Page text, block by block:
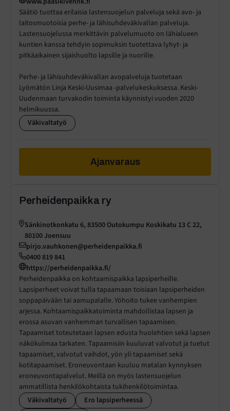
Säätiö tuottaa erilaisia lastensuojelun palveluja sekä avo- ja
laitosmuotoisia perhe- ja lähisuhdeväkivallan palveluja.
Lastensuojelussa merkittävin palvelumuoto on lähialueen
kuntien kanssa tehdyin sopimuksin tuotettava lyhyt- ja
pitkäaikainen sijaishuolto lapsille ja nuorille.
Perhe- ja lähisuhdeväkivallan avopalveluja tuotetaan
Lyömätön Linja Keski-Uusimaa -palvelukeskuksessa. Keski-
Uudenmaan turvakodin toiminta käynnistyi vuoden 2020
helmikuussa.
Väkivaltatyö
Ajanvaraus
Perheidenpaikka ry
Sänkinotkonkatu 6, 83500 Outokumpu Koskikatu 13 C 22,
80100 Joensuu
pirjo.vauhkonen@perheidenpaikka.fi
0400 819 841
https://perheidenpaikka.fi/
Perheidenpaikka on kohtaamispaikka lapsiperheille.
Lapsiperheet voivat tulla tapaamaan toisiaan lapsiperheiden
soppapäivään tai aamupalalle. Yöhoito tukee vanhempien
arjessa. Kohtaamispaikkatoiminta mahdollistaa lapsen ja
erossa asuvan vanhemman turvallisen tapaamisen.
Tapaamiset toteutetaan lapsen edusta huolehtien sekä lapsen
näkökulmaa tarkaten. Tapaamisiin kuuluvat valvotut ja tuetut
tapaamiset, valvotut vaihdot, yön yli tapaamiset sekä
kotitapaamiset. Eroneuvontaan kuuluu matalan kynnyksen
eroneuvontapalvelut. Meillä on myös lastensuojelun
ammatillista henkilökohtaista tukihenkilötoimintaa.
Väkivaltatyö
Ero lapsiperheessä